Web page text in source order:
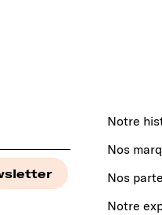
Notre
Nos
Nos
Notre